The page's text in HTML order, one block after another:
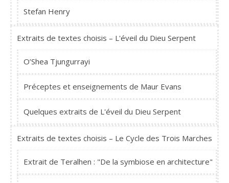
Stefan Henry
Extraits de textes choisis – L'éveil du Dieu Serpent
O’Shea Tjungurrayi
Préceptes et enseignements de Maur Evans
Quelques extraits de L'éveil du Dieu Serpent
Extraits de textes choisis – Le Cycle des Trois Marches
Extrait de Teralhen : "De la symbiose en architecture"